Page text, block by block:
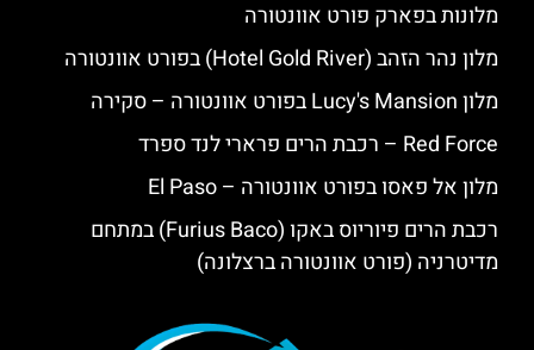
מלונות בפארק פורט אוונטורה
מלון נהר הזהב (Hotel Gold River) בפורט אוונטורה
מלון Lucy's Mansion בפורט אוונטורה – סקירה
Red Force – רכבת הרים פרארי לנד ספרד
מלון אל פאסו בפורט אוונטורה – El Paso
רכבת הרים פיוריוס באקו (Furius Baco) במתחם
מדיטרניה (פורט אוונטורה ברצלונה)